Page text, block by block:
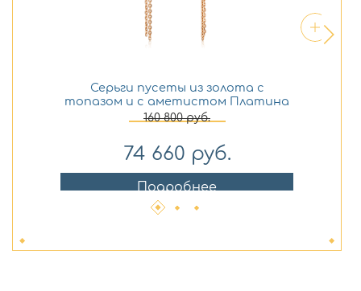
Серьги пусеты из золота с
топазом и с аметистом Платина
02-4763-00-225-1110-75
160 800руб.
74 660 руб.
Подробнее